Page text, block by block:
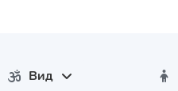
Вид